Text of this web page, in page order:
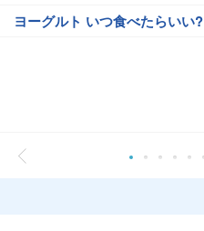
ヨーグルト いつ食べたらいい?